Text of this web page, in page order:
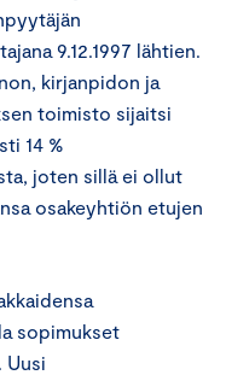
9.12.1997 lähtien.
kirjanpidon ja
toimisto sijaitsi
14 %
joten sillä ei ollut
osakeyhtiön etujen
sopimukset
Uusi